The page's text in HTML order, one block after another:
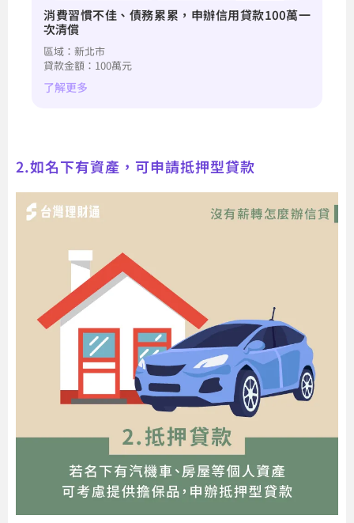
消費習慣不佳、債務累累，申辦信用貸款100萬一
次清償
區域：新北市
貸款金額：100萬元
了解更多
2.如名下有資產，可申請抵押型貸款